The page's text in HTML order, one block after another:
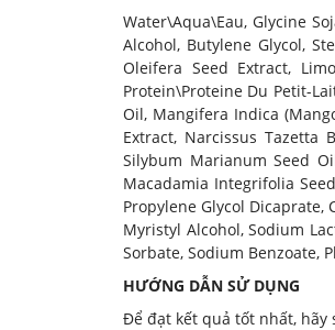
Water\Aqua\Eau, Glycine
Alcohol, Butylene Glycol,
Oleifera Seed Extract,
Protein\Proteine Du Petit-
Oil, Mangifera Indica
Extract, Narcissus Tazetta
Silybum Marianum Seed
Macadamia Integrifolia
Propylene Glycol Dicaprate,
Myristyl Alcohol, Sodium
Sorbate, Sodium Benzoate,
HƯỚNG DẪN SỬ DỤNG
Để đạt kết quả tốt nhất,